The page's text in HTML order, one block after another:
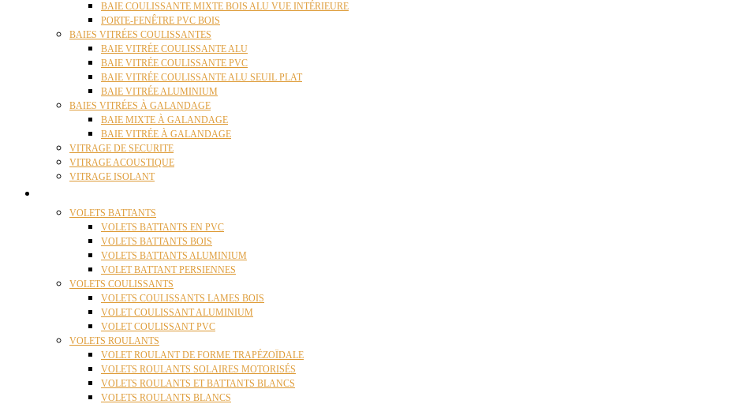
BAIE COULISSANTE MIXTE BOIS ALU VUE INTÉRIEURE
PORTE-FENÊTRE PVC BOIS
BAIES VITRÉES COULISSANTES
BAIE VITRÉE COULISSANTE ALU
BAIE VITRÉE COULISSANTE PVC
BAIE VITRÉE COULISSANTE ALU SEUIL PLAT
BAIE VITRÉE ALUMINIUM
BAIES VITRÉES À GALANDAGE
BAIE MIXTE À GALANDAGE
BAIE VITRÉE À GALANDAGE
VITRAGE DE SECURITE
VITRAGE ACOUSTIQUE
VITRAGE ISOLANT
VOLETS BATTANTS
VOLETS BATTANTS EN PVC
VOLETS BATTANTS BOIS
VOLETS BATTANTS ALUMINIUM
VOLET BATTANT PERSIENNES
VOLETS COULISSANTS
VOLETS COULISSANTS LAMES BOIS
VOLET COULISSANT ALUMINIUM
VOLET COULISSANT PVC
VOLETS ROULANTS
VOLET ROULANT DE FORME TRAPÉZOÏDALE
VOLETS ROULANTS SOLAIRES MOTORISÉS
VOLETS ROULANTS ET BATTANTS BLANCS
VOLETS ROULANTS BLANCS